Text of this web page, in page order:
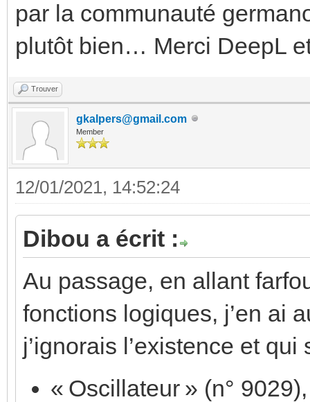
par la communauté
plutôt bien… Merci DeepL
Trouver
gkalpers@gmail.com
Member
12/01/2021, 14:52:24
Dibou a écrit :
Au passage, en allant
fonctions logiques, j’en ai
j’ignorais l’existence et
« Oscillateur » (n°